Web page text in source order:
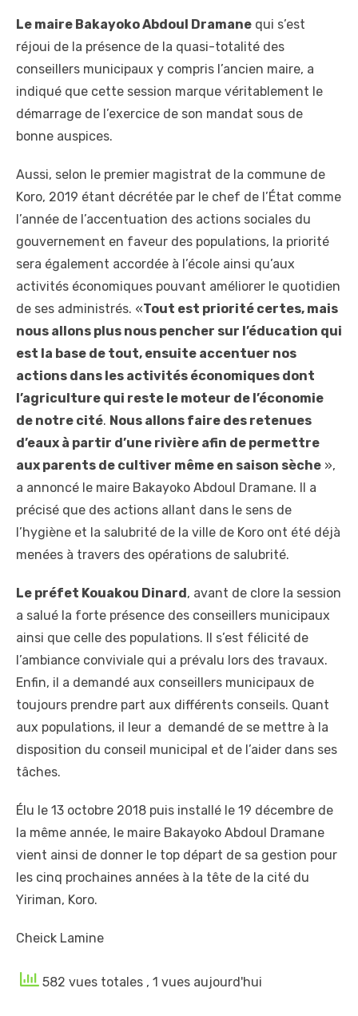
Le maire Bakayoko Abdoul Dramane qui s’est
réjoui de la présence de la quasi-totalité des
conseillers municipaux y compris l’ancien maire, a
indiqué que cette session marque véritablement le
démarrage de l’exercice de son mandat sous de
bonne auspices.
Aussi, selon le premier magistrat de la commune de
Koro, 2019 étant décrétée par le chef de l’État comme
l’année de l’accentuation des actions sociales du
gouvernement en faveur des populations, la priorité
sera également accordée à l’école ainsi qu’aux
activités économiques pouvant améliorer le quotidien
de ses administrés. «Tout est priorité certes, mais
nous allons plus nous pencher sur l’éducation qui
est la base de tout, ensuite accentuer nos
actions dans les activités économiques dont
l’agriculture qui reste le moteur de l’économie
de notre cité. Nous allons faire des retenues
d’eaux à partir d’une rivière afin de permettre
aux parents de cultiver même en saison sèche »,
a annoncé le maire Bakayoko Abdoul Dramane. Il a
précisé que des actions allant dans le sens de
l’hygiène et la salubrité de la ville de Koro ont été déjà
menées à travers des opérations de salubrité.
Le préfet Kouakou Dinard , avant de clore la session
a salué la forte présence des conseillers municipaux
ainsi que celle des populations. Il s’est félicité de
l’ambiance conviviale qui a prévalu lors des travaux.
Enfin, il a demandé aux conseillers municipaux de
toujours prendre part aux différents conseils. Quant
aux populations, il leur a demandé de se mettre à la
disposition du conseil municipal et de l’aider dans ses
tâches.
Élu le 13 octobre 2018 puis installé le 19 décembre de
la même année, le maire Bakayoko Abdoul Dramane
vient ainsi de donner le top départ de sa gestion pour
les cinq prochaines années à la tête de la cité du
Yiriman, Koro.
Cheick Lamine
582 vues totales , 1 vues aujourd'hui